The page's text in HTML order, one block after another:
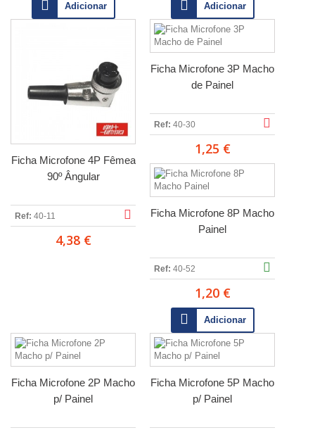
Adicionar Adicionar
Ficha Microfone 4P Fêmea
90º Ângular
Ref: 40-11
4,38 €
Ficha Microfone 3P Macho
de Painel
Ref: 40-30
1,25 €
Ficha Microfone 8P Macho
Painel
Ref: 40-52
1,20 €
Adicionar
Ficha Microfone 2P Macho
p/ Painel
Ficha Microfone 5P Macho
p/ Painel